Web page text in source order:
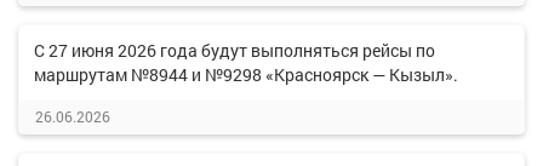
С 27 июня 2026 года будут выполняться рейсы по
маршрутам №8944 и №9298 «Красноярск — Кызыл».
26.06.2026